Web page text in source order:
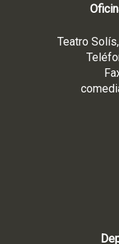
Teatro